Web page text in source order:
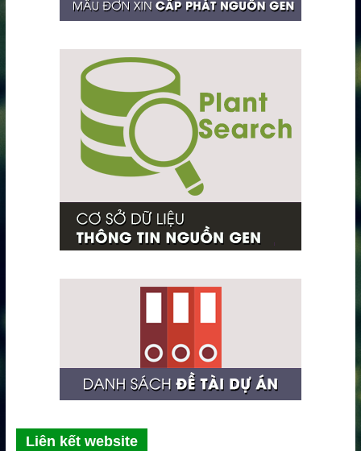
Liên kết website